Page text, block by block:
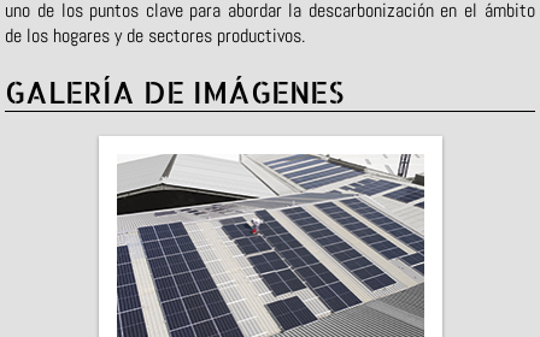
uno de los puntos clave para abordar la descarbonización en el ámbito
de los hogares y de sectores productivos.
GALERÍA DE IMÁGENES